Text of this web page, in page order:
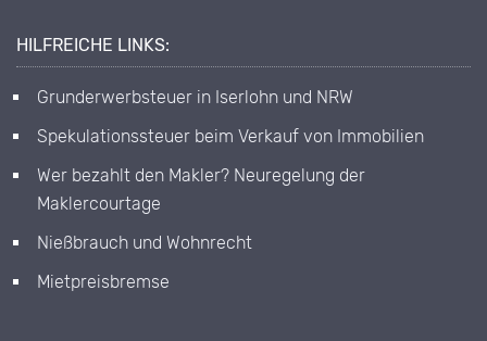
HILFREICHE LINKS:
Grunderwerbsteuer in Iserlohn und NRW
Spekulationssteuer beim Verkauf von Immobilien
Wer bezahlt den Makler? Neuregelung der
Maklercourtage
Nießbrauch und Wohnrecht
Mietpreisbremse